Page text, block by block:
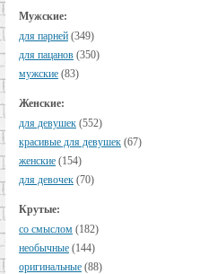
Мужские:
для парней (349)
для пацанов (350)
мужские (83)
Женские:
для девушек (552)
красивые для девушек (67)
женские (154)
для девочек (70)
Крутые:
cо смыслом (182)
необычные (144)
оригинальные (88)